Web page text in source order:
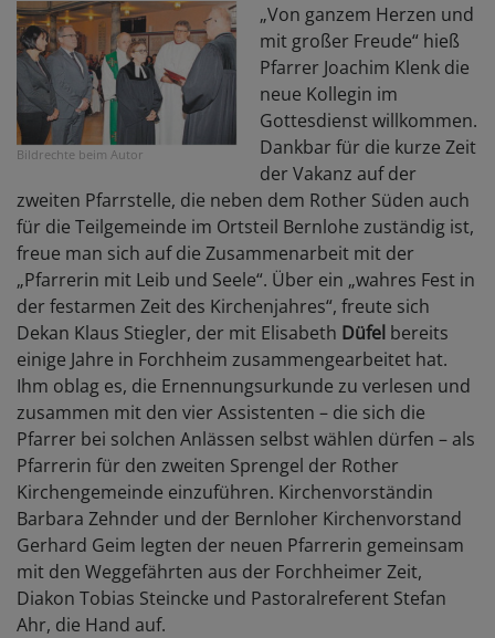
Bildrechte beim Autor
„Von ganzem Herzen und
mit großer Freude“ hieß
Pfarrer Joachim Klenk die
neue Kollegin im
Gottesdienst willkommen.
Dankbar für die kurze Zeit
der Vakanz auf der
zweiten Pfarrstelle, die neben dem Rother Süden auch
für die Teilgemeinde im Ortsteil Bernlohe zuständig ist,
freue man sich auf die Zusammenarbeit mit der
„Pfarrerin mit Leib und Seele“. Über ein „wahres Fest in
der festarmen Zeit des Kirchenjahres“, freute sich
Dekan Klaus Stiegler, der mit Elisabeth Düfel bereits
einige Jahre in Forchheim zusammengearbeitet hat.
Ihm oblag es, die Ernennungsurkunde zu verlesen und
zusammen mit den vier Assistenten – die sich die
Pfarrer bei solchen Anlässen selbst wählen dürfen – als
Pfarrerin für den zweiten Sprengel der Rother
Kirchengemeinde einzuführen. Kirchenvorständin
Barbara Zehnder und der Bernloher Kirchenvorstand
Gerhard Geim legten der neuen Pfarrerin gemeinsam
mit den Weggefährten aus der Forchheimer Zeit,
Diakon Tobias Steincke und Pastoralreferent Stefan
Ahr, die Hand auf.